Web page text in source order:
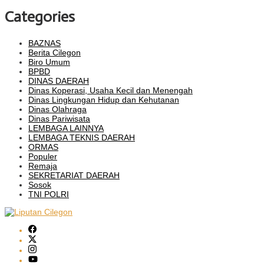
Categories
BAZNAS
Berita Cilegon
Biro Umum
BPBD
DINAS DAERAH
Dinas Koperasi, Usaha Kecil dan Menengah
Dinas Lingkungan Hidup dan Kehutanan
Dinas Olahraga
Dinas Pariwisata
LEMBAGA LAINNYA
LEMBAGA TEKNIS DAERAH
ORMAS
Populer
Remaja
SEKRETARIAT DAERAH
Sosok
TNI POLRI